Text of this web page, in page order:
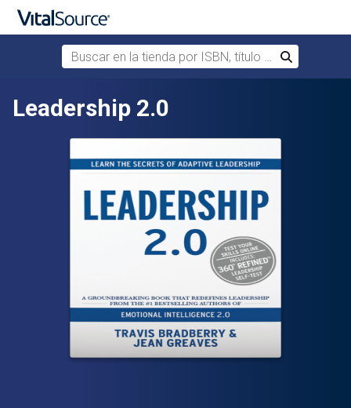
Saltar al contenido principal
Buscar en la tienda por ISBN, título o autor
Buscar
Leadership 2.0